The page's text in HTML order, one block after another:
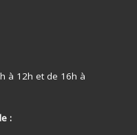
à 12h et de 16h à
: